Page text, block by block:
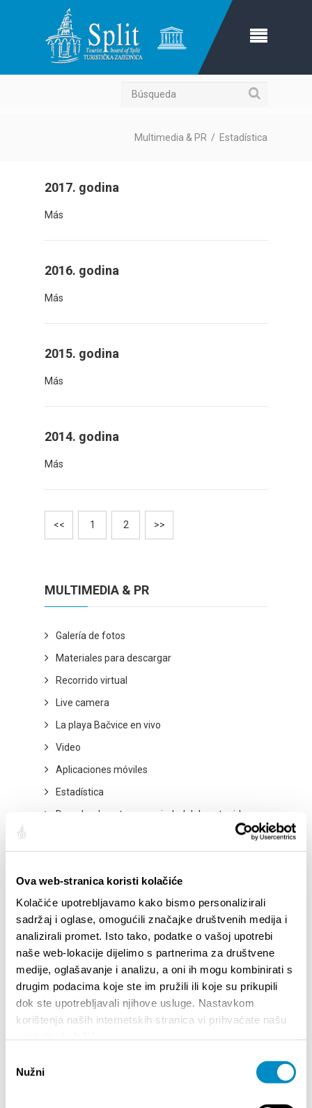
Ova web-stranica koristi kolačiće
Kolačiće upotrebljavamo kako bismo personalizirali
sadržaj i oglase, omogućili značajke društvenih medija i
analizirali promet. Isto tako, podatke o vašoj upotrebi
naše web-lokacije dijelimo s partnerima za društvene
medije, oglašavanje i analizu, a oni ih mogu kombinirati s
drugim podacima koje ste im pružili ili koje su prikupili
dok ste upotrebljavali njihove usluge. Nastavkom
korištenja naših internetskih stranica vi prihvaćate našu
pristanka
Nužni
Búsqueda
Multimedia & PR / Estadística
2017. godina
Más
2016. godina
Más
2015. godina
Más
2014. godina
Más
<< 1 2 >>
MULTIMEDIA & PR
Galería de fotos
Materiales para descargar
Recorrido virtual
Live camera
La playa Bačvice en vivo
Video
Aplicaciones móviles
Estadística
Derecho de autor y propiedad del contenido
01/01/25- 31/12/26
18/06/26 - 24/09/26
15th SUMMER CHARMS OF CLASSICAL
MUSIC